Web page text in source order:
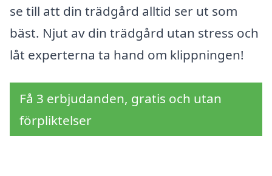
se till att din trädgård alltid ser ut som
bäst. Njut av din trädgård utan stress och
låt experterna ta hand om klippningen!
Få 3 erbjudanden, gratis och utan
förpliktelser